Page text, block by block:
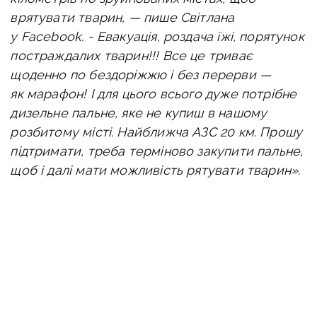
врятувати тварин, — пише Світлана
у Facebook. -Евакуація, роздача їжі, порятунок
постраждалих тварин!!! Все це триває
щоденно по бездоріжжю і без перерви —
як марафон! І для цього всього дуже потрібне
дизельне пальне, яке не купиш в нашому
розбитому місті. Найближча АЗС 20 км. Прошу
підтримати, треба терміново закупити пальне,
щоб і далі мати можливість рятувати тварин».